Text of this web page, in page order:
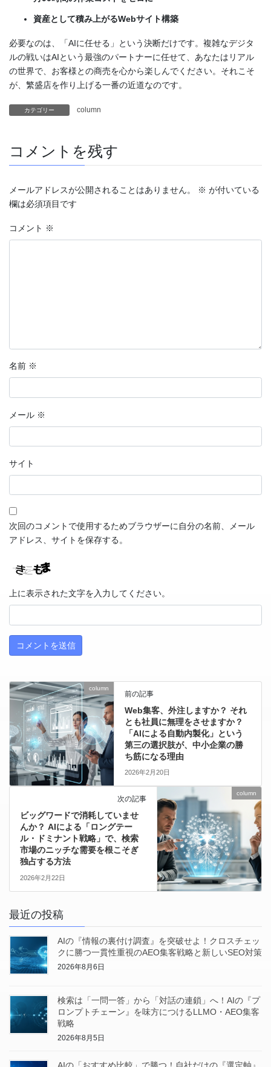
資産として積み上がるWebサイト構築
必要なのは、「AIに任せる」という決断だけです。複雑なデジタ
ルの戦いはAIという最強のパートナーに任せて、あなたはリアル
の世界で、お客様との商売を心から楽しんでください。それこそ
が、繁盛店を作り上げる一番の近道なのです。
カテゴリー column
コメントを残す
メールアドレスが公開されることはありません。 ※ が付いている
欄は必須項目です
コメント ※
名前 ※
メール ※
サイト
次回のコメントで使用するためブラウザーに自分の名前、メール
アドレス、サイトを保存する。
上に表示された文字を入力してください。
column
前の記事
Web集客、外注しますか？ それ
とも社員に無理をさせますか？
「AIによる自動内製化」という
第三の選択肢が、中小企業の勝
ち筋になる理由
2026年2月20日
column
次の記事
ビッグワードで消耗していませ
んか？ AIによる「ロングテー
ル・ドミナント戦略」で、検索
市場のニッチな需要を根こそぎ
独占する方法
2026年2月22日
最近の投稿
AIの『情報の裏付け調査』を突破せよ！クロスチェッ
クに勝つ一貫性重視のAEO集客戦略と新しいSEO対策
2026年8月6日
検索は「一問一答」から「対話の連鎖」へ！AIの『プ
ロンプトチェーン』を味方につけるLLMO・AEO集客
戦略
2026年8月5日
AIの「おすすめ比較」で勝つ！自社だけの『選定軸』